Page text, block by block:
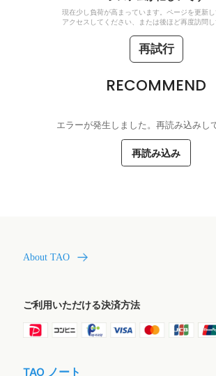
現在少し負荷が高まっています。ページを更新
アクセスしてください、または後ほど再度訪問
再試行
RECOMMEND
エラーが発生しました。再読み込みし
再読み込み
About TAO
ご利用いただける決済方法
TAO ノート